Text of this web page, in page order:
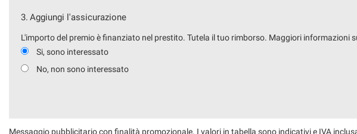
3. Aggiungi l'assicurazione
L'importo del premio è finanziato nel prestito. Tutela il tuo rimborso. Maggiori informazioni
Si, sono interessato
No, non sono interessato
Messaggio pubblicitario con finalità promozionale. I valori in tabella sono indicativi e IVA